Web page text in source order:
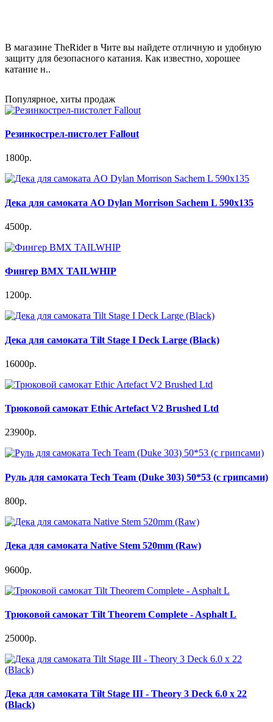
В магазине TheRider в Чите вы найдете отличную и удобную
защиту для безопасного катания. Как известно, хорошее
катание н..
Популярное, хиты продаж
Резинкострел-пистолет Fallout
1800р.
Дека для самоката AO Dylan Morrison Sachem L 590x135
4500р.
Фингер BMX TAILWHIP
1200р.
Дека для самоката Tilt Stage I Deck Large (Black)
16000р.
Трюковой самокат Ethic Artefact V2 Brushed Ltd
23900р.
Руль для самоката Tech Team (Duke 303) 50*53 (c грипсами)
800р.
Дека для самоката Native Stem 520mm (Raw)
9600р.
Трюковой самокат Tilt Theorem Complete - Asphalt L
25000р.
Дека для самоката Tilt Stage III - Theory 3 Deck 6.0 x 22
(Black)